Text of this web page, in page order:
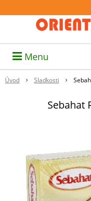
Menu
Úvod Sladkosti
Sebahat